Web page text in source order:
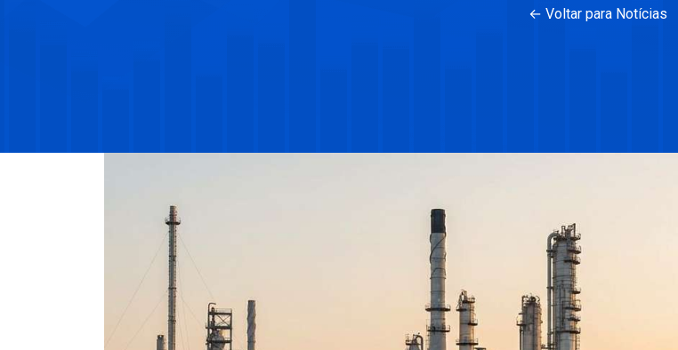
← Voltar para Notícias